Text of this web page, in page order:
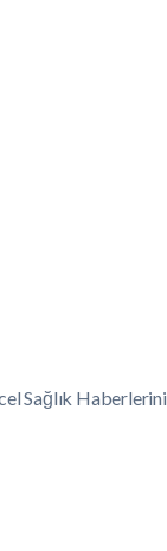
Sağlık Haberlerini